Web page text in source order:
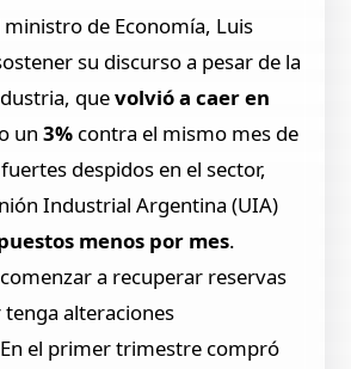
ministro de Economía, Luis
su discurso a pesar de la
quevolvió a caer en
un3% contra el mismo mes de
despidos en el sector,
Industrial Argentina (UIA)
menos por mes.
a recuperar reservas
alteraciones
el primer trimestre compró